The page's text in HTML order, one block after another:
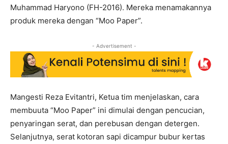
Muhammad Haryono (FH-2016). Mereka menamakannya
produk mereka dengan “Moo Paper”.
- Advertisement -
Mangesti Reza Evitantri, Ketua tim menjelaskan, cara
membuuta “Moo Paper” ini dimulai dengan pencucian,
penyaringan serat, dan perebusan dengan detergen.
Selanjutnya, serat kotoran sapi dicampur bubur kertas